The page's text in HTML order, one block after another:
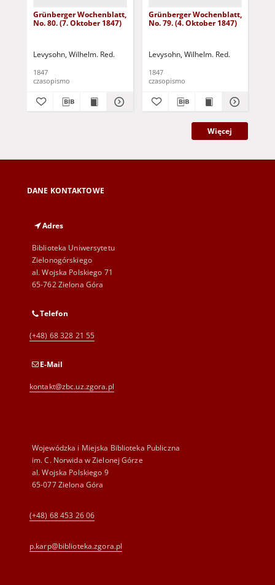
Grünberger Wochenblatt,
No. 80. (7. Oktober 1847)
Levysohn, Wilhelm. Red.
1847
czasopismo
Grünberger Wochenblatt,
No. 79. (4. Oktober 1847)
Levysohn, Wilhelm. Red.
1847
czasopismo
Więcej
DANE KONTAKTOWE
Adres
Biblioteka Uniwersytetu
Zielonogórskiego
al. Wojska Polskiego 71
65-762 Zielona Góra
Telefon
(+48) 68 328 21 55
E-Mail
kontakt@zbc.uz.zgora.pl
Wojewódzka i Miejska Biblioteka Publiczna
im. C. Norwida w Zielonej Górze
al. Wojska Polskiego 9
65-077 Zielona Góra
(+48) 68 453 26 06
p.karp@biblioteka.zgora.pl